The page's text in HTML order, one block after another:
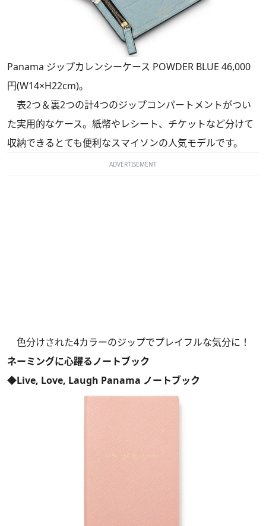
Panama ジップカレンシーケース POWDER BLUE 46,000
円(W14×H22cm)。
表2つ＆裏2つの計4つのジップコンパートメントがつい
た実用的なケース。紙幣やレシート、チケットなど分けて
収納できるとても便利なスマイソンの人気モデルです。
ADVERTISEMENT
色分けされた4カラーのジップでプレイフルな気分に！
ネーミングに心躍るノートブック
◆Live, Love, Laugh Panama ノートブック